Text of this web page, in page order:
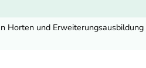
Horten und Erweiterungsausbildung